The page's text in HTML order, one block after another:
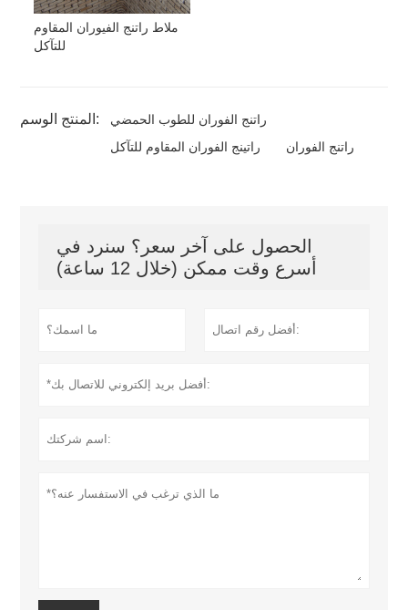
ملاط راتنج الفيوران المقاوم
للتآكل
المنتج الوسم:
راتنج الفوران للطوب الحمضي
راتينج الفوران المقاوم للتآكل
راتنج الفوران
الحصول على آخر سعر؟ سنرد في
أسرع وقت ممكن (خلال 12 ساعة)